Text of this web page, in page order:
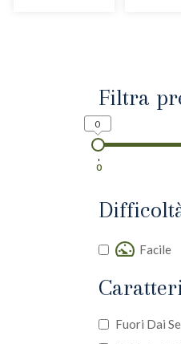
Filtra
0
0
Facile
Fuori Dai